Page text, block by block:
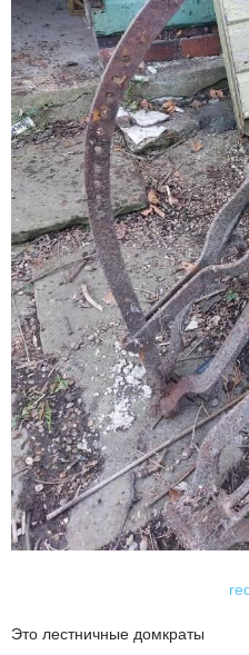
Это лестничные домкраты